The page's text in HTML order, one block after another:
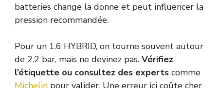
batteries change la donne et peut influencer la
pression recommandée.
Pour un 1.6 HYBRID, on tourne souvent autour
de 2.2 bar, mais ne devinez pas. Vérifiez
l’étiquette ou consultez des experts comme
Michelin pour valider. Une erreur ici coûte cher